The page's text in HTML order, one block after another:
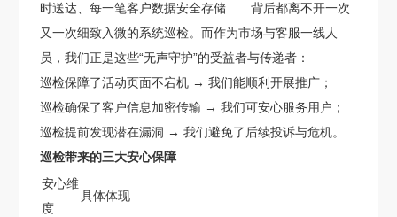
时送达、每一笔客户数据安全存储……背后都离不开一次
又一次细致入微的系统巡检。而作为市场与客服一线人
员，我们正是这些“无声守护”的受益者与传递者：
巡检保障了活动页面不宕机 → 我们能顺利开展推广；
巡检确保了客户信息加密传输 → 我们可安心服务用户；
巡检提前发现潜在漏洞 → 我们避免了后续投诉与危机。
巡检带来的三大安心保障
安心维
度
具体体现